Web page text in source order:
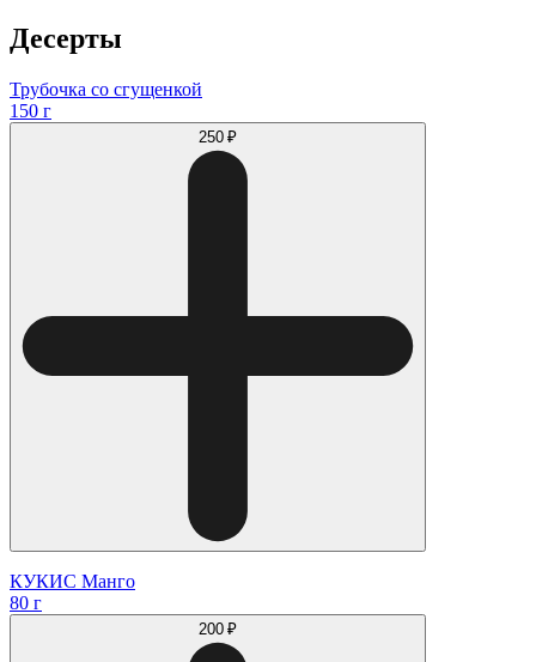
Десерты
Трубочка со сгущенкой
150 г
250 ₽
КУКИС Манго
80 г
200 ₽